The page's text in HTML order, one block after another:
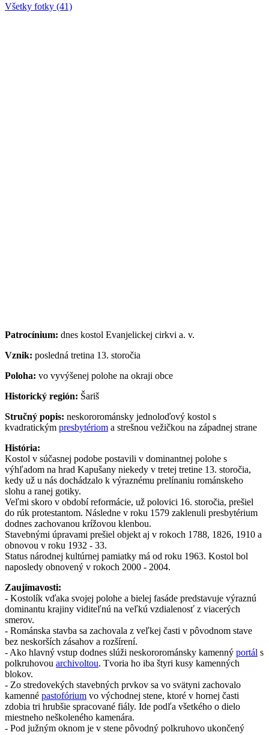
Všetky fotky (41)
Patrocínium: dnes kostol Evanjelickej cirkvi a. v.
Vznik: posledná tretina 13. storočia
Poloha: vo vyvýšenej polohe na okraji obce
Historický región: Šariš
Stručný popis: neskororománsky jednoloďový kostol s
kvadratickým presbytériom a strešnou vežičkou na západnej strane
História:
Kostol v súčasnej podobe postavili v dominantnej polohe s
výhľadom na hrad Kapušany niekedy v tretej tretine 13. storočia,
kedy už u nás dochádzalo k výraznému prelínaniu románskeho
slohu a ranej gotiky.
Veľmi skoro v období reformácie, už polovici 16. storočia, prešiel
do rúk protestantom. Následne v roku 1579 zaklenuli presbytérium
dodnes zachovanou krížovou klenbou.
Stavebnými úpravami prešiel objekt aj v rokoch 1788, 1826, 1910 a
obnovou v roku 1932 - 33.
Status národnej kultúrnej pamiatky má od roku 1963. Kostol bol
naposledy obnovený v rokoch 2000 - 2004.
Zaujímavosti:
- Kostolík vďaka svojej polohe a bielej fasáde predstavuje výraznú
dominantu krajiny viditeľnú na veľkú vzdialenosť z viacerých
smerov.
- Románska stavba sa zachovala z veľkej časti v pôvodnom stave
bez neskorších zásahov a rozšírení.
- Ako hlavný vstup dodnes slúži neskororománsky kamenný portál s
polkruhovou archivoltou. Tvoria ho iba štyri kusy kamenných
blokov.
- Zo stredovekých stavebných prvkov sa vo svätyni zachovalo
kamenné pastofórium vo východnej stene, ktoré v hornej časti
zdobia tri hrubšie spracované fiály. Ide podľa všetkého o dielo
miestneho neškoleného kamenára.
- Pod južným oknom je v stene pôvodný polkruhovo ukončený